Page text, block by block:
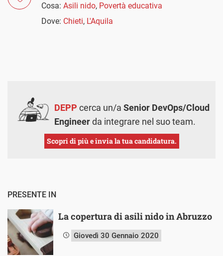
Cosa: Asili nido, Povertà educativa
Dove: Chieti, L'Aquila
DEPP cerca un/a Senior DevOps/Cloud
Engineerda integrare nel suo team.
Scopri di più e invia la tua candidatura.
PRESENTE IN
La copertura di asili nido in Abruzzo
Giovedì 30 Gennaio 2020